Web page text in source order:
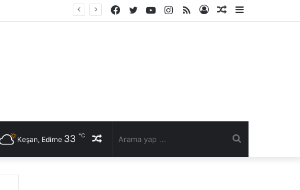
Kenar
Rastgele
Kayıt
RSS
Instagram
YouTube
Twitter
Facebook
Rastgele
Keşan, Edirne 33 ℃